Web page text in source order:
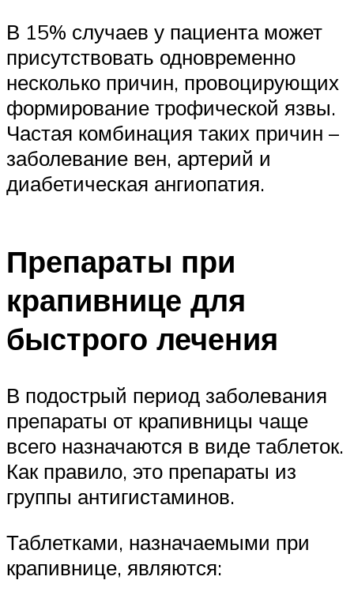
В 15% случаев у пациента может
присутствовать одновременно
несколько причин, провоцирующих
формирование трофической язвы.
Частая комбинация таких причин –
заболевание вен, артерий и
диабетическая ангиопатия.
Препараты при
крапивнице для
быстрого лечения
В подострый период заболевания
препараты от крапивницы чаще
всего назначаются в виде таблеток.
Как правило, это препараты из
группы антигистаминов.
Таблетками, назначаемыми при
крапивнице, являются: